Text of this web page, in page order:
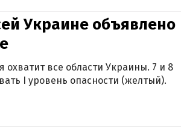
Украине объявлено
охватит все области Украины. 7 и 8
I уровень опасности (желтый).